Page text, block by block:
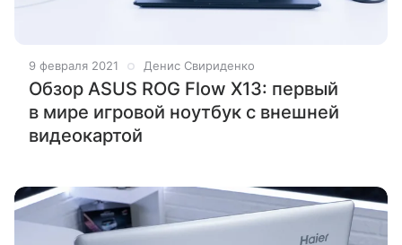
9 февраля 2021 Денис Свириденко
Обзор ASUS ROG Flow X13: первый
в мире игровой ноутбук c внешней
видеокартой